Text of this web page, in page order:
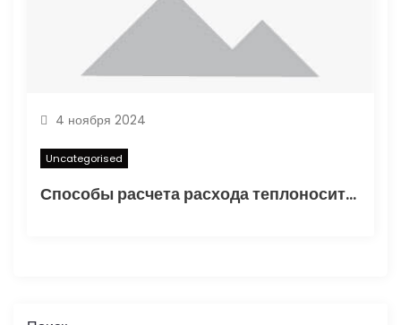
4 ноября 2024
Uncategorised
Способы расчета расхода теплоносителя для системы отопления